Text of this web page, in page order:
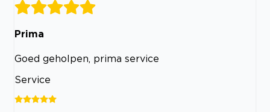
Prima
Goed geholpen, prima service
Service